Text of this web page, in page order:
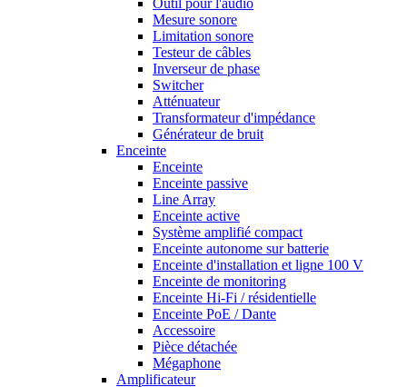
Outil pour l'audio
Mesure sonore
Limitation sonore
Testeur de câbles
Inverseur de phase
Switcher
Atténuateur
Transformateur d'impédance
Générateur de bruit
Enceinte
Enceinte
Enceinte passive
Line Array
Enceinte active
Système amplifié compact
Enceinte autonome sur batterie
Enceinte d'installation et ligne 100 V
Enceinte de monitoring
Enceinte Hi-Fi / résidentielle
Enceinte PoE / Dante
Accessoire
Pièce détachée
Mégaphone
Amplificateur